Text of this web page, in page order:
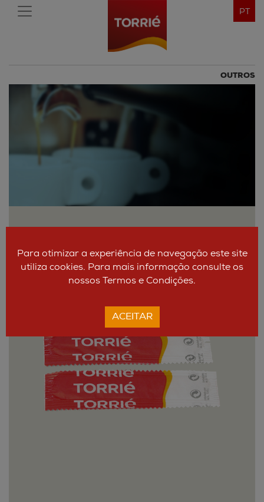
PT
OUTROS
Para otimizar a experiência de navegação este site
utiliza cookies. Para mais informação consulte os
nossos Termos e Condições.
ACEITAR